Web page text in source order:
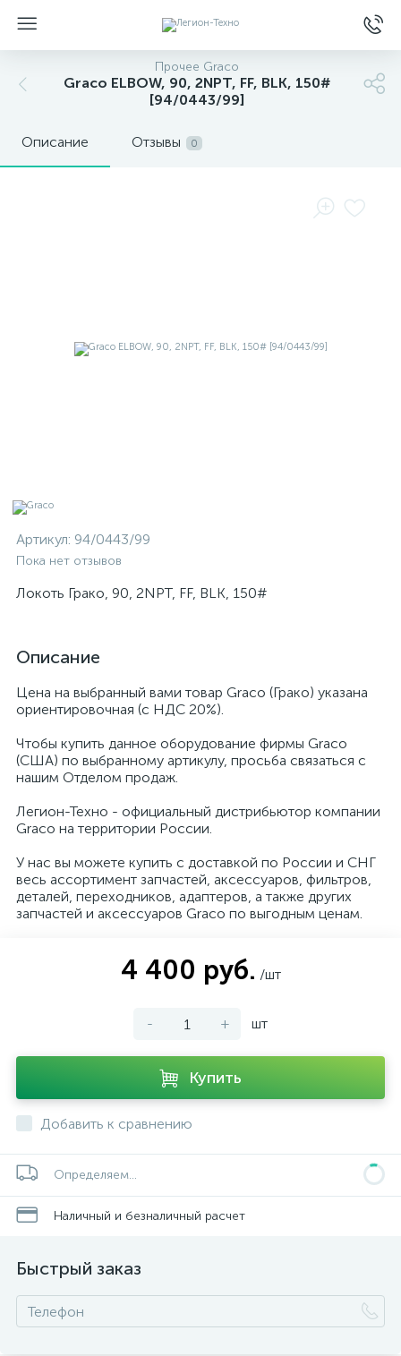
Прочее Graco
Graco ELBOW, 90, 2NPT, FF, BLK, 150#
[94/0443/99]
Описание Отзывы 0
Артикул: 94/0443/99
Пока нет отзывов
Локоть Грако, 90, 2NPT, FF, BLK, 150#
Описание
Цена на выбранный вами товар Graco (Грако) указана
ориентировочная (с НДС 20%).
Чтобы купить данное оборудование фирмы Graco
(США) по выбранному артикулу, просьба связаться с
нашим Отделом продаж.
Легион-Техно - официальный дистрибьютор компании
Graco на территории России.
У нас вы можете купить с доставкой по России и СНГ
весь ассортимент запчастей, аксессуаров, фильтров,
деталей, переходников, адаптеров, а также других
запчастей и аксессуаров Graco по выгодным ценам.
4 400 руб. /шт
- + шт
Купить
Добавить к сравнению
Определяем...
Наличный и безналичный расчет
Быстрый заказ